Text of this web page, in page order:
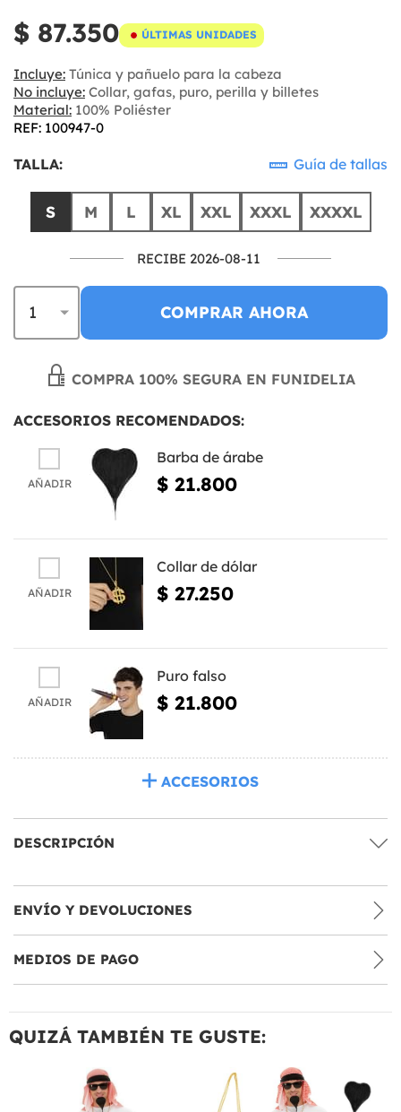
$ 87.350 ÚLTIMAS UNIDADES
Incluye: Túnica y pañuelo para la cabeza
No incluye: Collar, gafas, puro, perilla y billetes
Material: 100% Poliéster
REF: 100947-0
TALLA: Guía de tallas
S M L XL XXL XXXL XXXXL
RECIBE 2026-08-11
COMPRAR AHORA
COMPRA 100% SEGURA EN FUNIDELIA
ACCESORIOS RECOMENDADOS:
AÑADIR
Barba de árabe
$ 21.800
AÑADIR
Collar de dólar
$ 27.250
AÑADIR
Puro falso
$ 21.800
ACCESORIOS
DESCRIPCIÓN
ENVÍO Y DEVOLUCIONES
MEDIOS DE PAGO
QUIZÁ TAMBIÉN TE GUSTE: